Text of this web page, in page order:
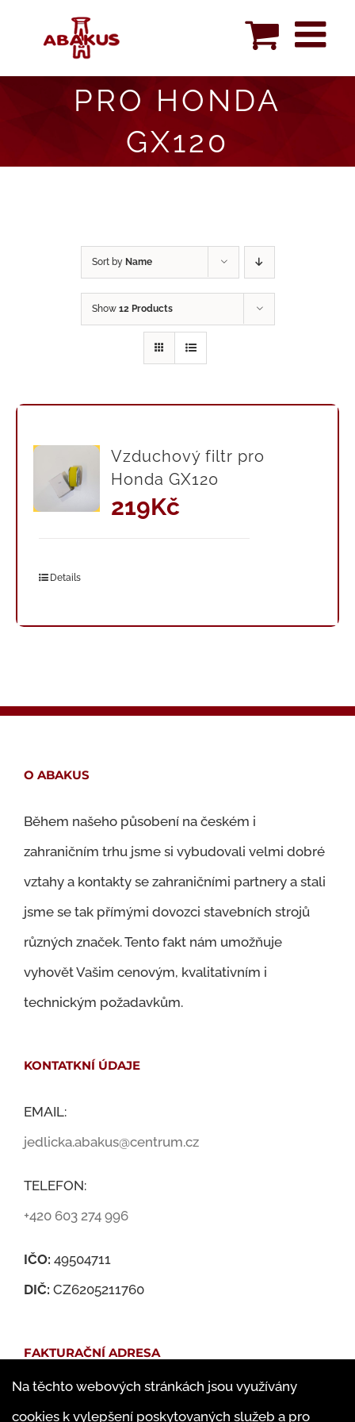
content
PRO HONDA
GX120
Sort by Name
Show 12 Products
Vzduchový filtr pro
Honda GX120
219Kč
Details
O ABAKUS
Během našeho působení na českém i
zahraničním trhu jsme si vybudovali velmi dobré
vztahy a kontakty se zahraničními partnery a stali
jsme se tak přímými dovozci stavebních strojů
různých značek. Tento fakt nám umožňuje
vyhovět Vašim cenovým, kvalitativním i
technickým požadavkům.
KONTATKNÍ ÚDAJE
EMAIL:
jedlicka.abakus@centrum.cz
TELEFON:
+420 603 274 996
IČO: 49504711
DIČ: CZ6205211760
FAKTURAČNÍ ADRESA
Na těchto webových stránkách jsou využívány
cookies k vylepšení poskytovaných služeb a pro